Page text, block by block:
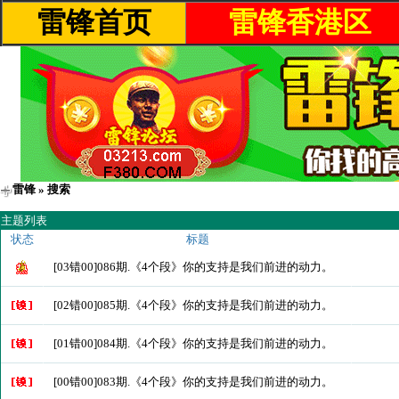
雷锋首页 雷锋香港区
雷锋 » 搜索
主题列表
状态
标题
[03错00]086期.《4个段》你的支持是我们前进的动力。
[02错00]085期.《4个段》你的支持是我们前进的动力。
[01错00]084期.《4个段》你的支持是我们前进的动力。
[00错00]083期.《4个段》你的支持是我们前进的动力。